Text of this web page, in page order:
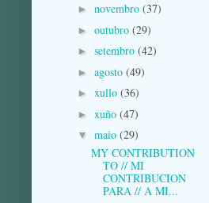
► novembro (37)
► outubro (29)
► setembro (42)
► agosto (49)
► xullo (36)
► xuño (47)
▼ maio (29)
MY CONTRIBUTION
TO // MI
CONTRIBUCION
PARA // A MI...